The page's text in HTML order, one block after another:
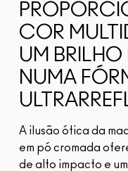
COR
UM BRILHO
NUMA
A ilusão ótica da
em pó cromada
de alto impacto e